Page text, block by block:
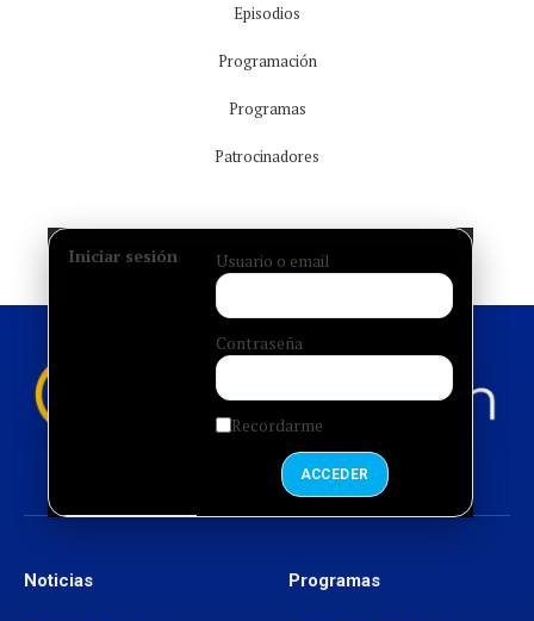
Episodios
Programación
Programas
Patrocinadores
Iniciar sesión Usuario o email
Contraseña
Recordarme
ACCEDER
(Twitter)
Instagram
Cielo
azul
YouTube
Noticias Programas